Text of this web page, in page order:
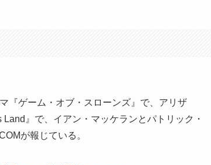
『ゲーム・オブ・スローンズ』で、アリザ
』で、イアン・マッケランとパトリック・
が報じている。